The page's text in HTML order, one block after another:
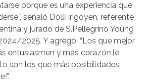
porque es una experiencia que
señaló Dolli Irigoyen, referente
y jurado de S.Pellegrino Young
2025. Y agregó: “Los que mejor
entusiasmen y más corazón le
son los que más posibilidades